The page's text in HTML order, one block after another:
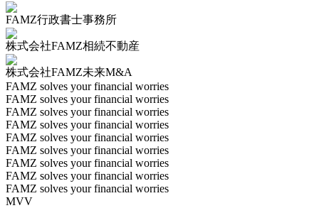
FAMZ行政書士事務所
株式会社FAMZ相続不動産
株式会社FAMZ未来M&A
FAMZ solves your financial worries
FAMZ solves your financial worries
FAMZ solves your financial worries
FAMZ solves your financial worries
FAMZ solves your financial worries
FAMZ solves your financial worries
FAMZ solves your financial worries
FAMZ solves your financial worries
FAMZ solves your financial worries
MVV